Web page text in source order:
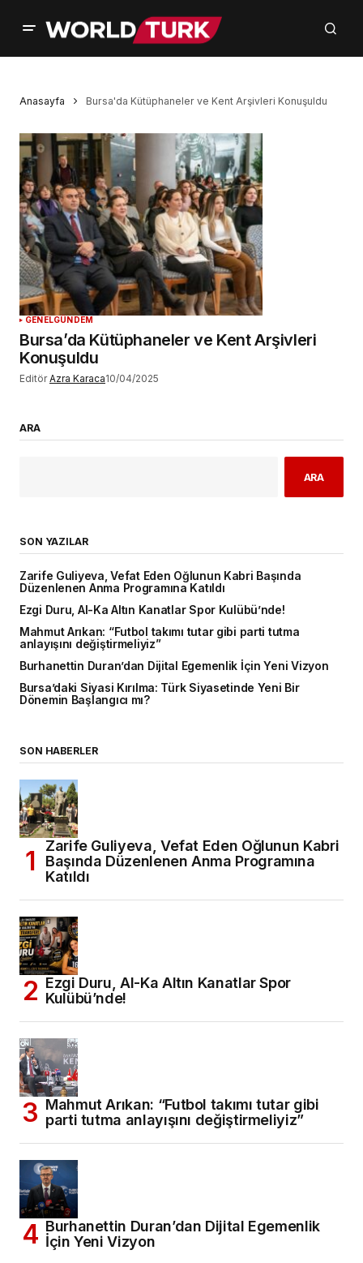
Anasayfa Bursa'da Kütüphaneler ve Kent Arşivleri Konuşuldu
GENELGÜNDEM
Bursa’da Kütüphaneler ve Kent Arşivleri
Konuşuldu
Editör Azra Karaca10/04/2025
ARA
ARA
SON YAZILAR
Zarife Guliyeva, Vefat Eden Oğlunun Kabri Başında
Düzenlenen Anma Programına Katıldı
Ezgi Duru, Al-Ka Altın Kanatlar Spor Kulübü’nde!
Mahmut Arıkan: “Futbol takımı tutar gibi parti tutma
anlayışını değiştirmeliyiz”
Burhanettin Duran’dan Dijital Egemenlik İçin Yeni Vizyon
Bursa’daki Siyasi Kırılma: Türk Siyasetinde Yeni Bir
Dönemin Başlangıcı mı?
SON HABERLER
Zarife Guliyeva, Vefat Eden Oğlunun Kabri
Başında Düzenlenen Anma Programına
Katıldı
Ezgi Duru, Al-Ka Altın Kanatlar Spor
Kulübü’nde!
Mahmut Arıkan: “Futbol takımı tutar gibi
parti tutma anlayışını değiştirmeliyiz”
Burhanettin Duran’dan Dijital Egemenlik
İçin Yeni Vizyon